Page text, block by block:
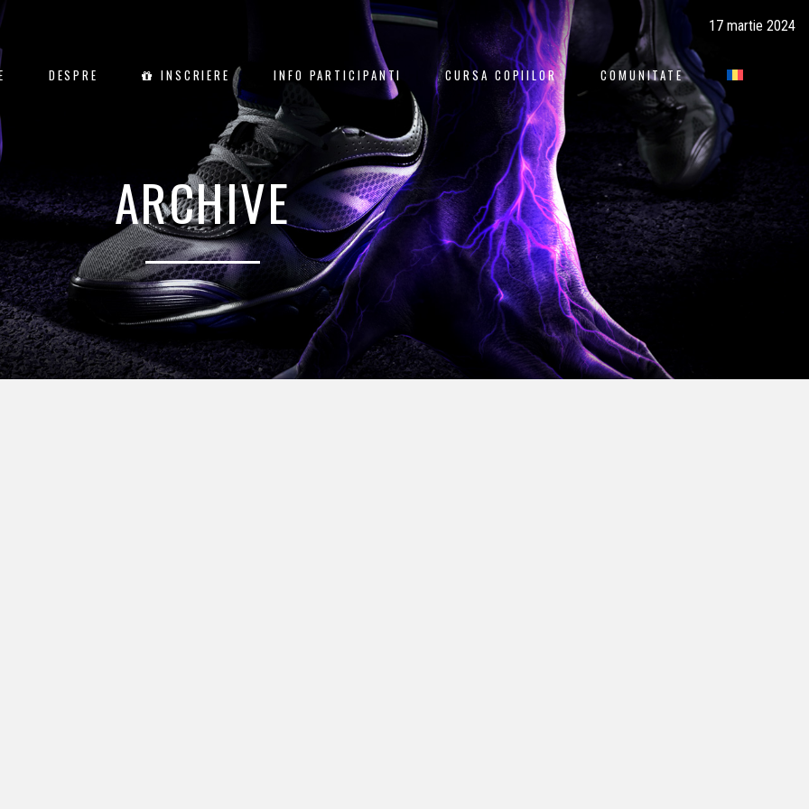
17 martie 2024
DESPRE INSCRIERE INFO PARTICIPANTI CURSA COPIILOR COMUNITATE
ARCHIVE